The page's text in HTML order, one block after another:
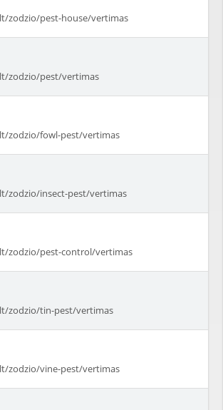
zodzio/pest-house/vertimas
zodzio/pest/vertimas
zodzio/fowl-pest/vertimas
zodzio/insect-pest/vertimas
zodzio/pest-control/vertimas
zodzio/tin-pest/vertimas
zodzio/vine-pest/vertimas